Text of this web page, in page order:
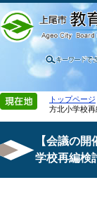
トップページ
方北小学校
【会議の
学校再編検